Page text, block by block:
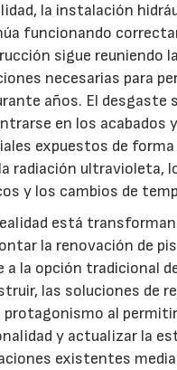
la instalación
funcionando
sigue reuniendo
necesarias para
años. El desgaste
en los acabados
expuestos de
radiación ultravioleta,
y los cambios de
está
la renovación de
a la opción tradicional
las soluciones de
protagonismo al
y actualizar la
existentes